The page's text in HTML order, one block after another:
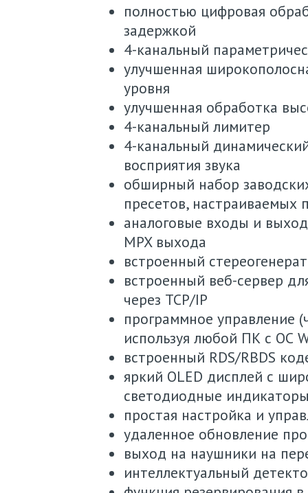
полностью цифровая
задержкой
4-канальный
улучшенная
уровня
улучшенная обработка
4-канальный лимитер
4-канальный
восприятия звука
обширный набор
пресетов, настраиваемых
аналоговые входы и
MPX выхода
встроенный
встроенный веб-сервер
через TCP/IP
программное управление
используя любой ПК с ОС
встроенный RDS/RBDS
яркий OLED дисплей с
светодиодные
простая настройка и
удаленное обновление
выход на наушники на
интеллектуальный